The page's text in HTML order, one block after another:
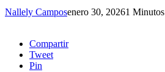
Nallely Camposenero 30, 20261 Minutos
Compartir
Tweet
Pin